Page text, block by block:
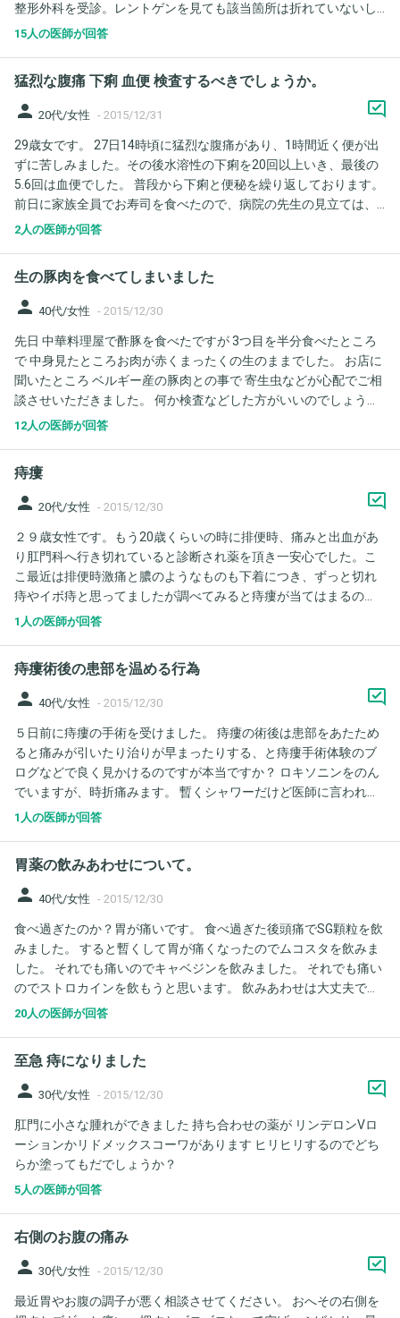
飲み続けても大丈夫でしょうか。 胃腸炎かの判断もわからぬま
ま、病院がやってないのでわかりません。この水下痢は出したほ
れ、たまに吐き気、水下痢、胃腸が鳴る、です。 ちなみに胃腸炎
かもしれませんが、家族にはうつっていません。 よろしくお願い
整形外科を受診。レントゲンを見ても該当箇所は折れていないし
肋骨の筋肉痛かもとの診断で湿布をもらう。 26日も痛みは変わら
も下がっていた。肋骨の痛みは少し引いていた。 28から29日は弱
い痛みで、痛む場所も背面から全面の胸より3センチ下くらいが痛
を前かがみにすると痛みが強く走り、右を下にして寝るともちろ
ん痛いが、右を上にしても強い痛みがあった、時間が経つと痛み
が少し弱まった。 痛くない時は子供を抱っこしたり出来るのに、
痛い時は抱っこも耐えられない。くしゃみはもちろん痛いし、右
手で動作すると痛みがある。 このまま湿布を貼り続けて様子を見
なることがあった。背面側の肋骨が。それも寝ている時に突然ド
ン！と。体制を変えたり四つん這いになったりして時間が経つと
もしかして胆石とかでしょうか？
15人の医師が回答
猛烈な腹痛 下痢 血便 検査するべきでしょうか。
person 20代/女性 - 2015/12/31
29歳女です。 27日14時頃に猛烈な腹痛があり、1時間近く便が出
ずに苦しみました。その後水溶性の下痢を20回以上いき、最後の
5.6回は血便でした。 普段から下痢と便秘を繰り返しております。
前日に家族全員でお寿司を食べたので、病院の先生の見立ては、
軽い菌に反応したんだろう。ということで腸炎と診断されまし
ん、30日までお通じもなく良くなってきたのかなと思い、朝昼と
ご飯粒を軽めに食べました。すると夕方また猛烈な腹痛があり、
かめの便から血が混じっていました。 ご飯粒を食べたのが早すぎ
て、再発したのか、腸になにか悪い物があり、下痢や血便が出る
のか…不安で仕方ありません。 腹痛は通常の下痢と痛みが違い、
腸をもぎ取りたい位痛く、主にへその下から左下部分が痛むよう
に感じます。
2人の医師が回答
生の豚肉を食べてしまいました
person 40代/女性 - 2015/12/30
先日 中華料理屋で酢豚を食べたですが 3つ目を半分食べたところ
で 中身見たところお肉が赤くまったくの生のままでした。 お店に
聞いたところ ベルギー産の豚肉との事で 寄生虫などが心配でご相
談させいただきました。 何か検査などした方がいいのでしょう
か？
12人の医師が回答
痔瘻
person 20代/女性 - 2015/12/30
２９歳女性です。もう20歳くらいの時に排便時、痛みと出血があ
り肛門科へ行き切れていると診断され薬を頂き一安心でした。こ
こ最近は排便時激痛と膿のようなものも下着につき、ずっと切れ
痔やイボ痔と思ってましたが調べてみると痔瘻が当てはまるの
で、心配です。肛門科へ行きたいのですが年末年末お休みみたい
詳しい方教えて頂けないでしょうか。お願いします。
1人の医師が回答
痔瘻術後の患部を温める行為
person 40代/女性 - 2015/12/30
５日前に痔瘻の手術を受けました。 痔瘻の術後は患部をあたため
ると痛みが引いたり治りが早まったりする、と痔瘻手術体験のブ
ログなどで良く見かけるのですが本当ですか？ ロキソニンをのん
でいますが、時折痛みます。 暫くシャワーだけど医師に言われた
ので湯船に浸かれません。あたためると良くなるのならカイロで
1人の医師が回答
胃薬の飲みあわせについて。
person 40代/女性 - 2015/12/30
食べ過ぎたのか？胃が痛いです。 食べ過ぎた後頭痛でSG顆粒を飲
みました。 すると暫くして胃が痛くなったのでムコスタを飲みま
した。 それでも痛いのでキャベジンを飲みました。 それでも痛い
のでストロカインを飲もうと思います。 飲みあわせは大丈夫です
か？
20人の医師が回答
至急 痔になりました
person 30代/女性 - 2015/12/30
肛門に小さな腫れができました 持ち合わせの薬が リンデロンVロ
ーションかリドメックスコーワがあります ヒリヒリするのでどち
らか塗ってもだでしょうか？
5人の医師が回答
右側のお腹の痛み
person 30代/女性 - 2015/12/30
最近胃やお腹の調子が悪く相談させてください。 おへその右側を